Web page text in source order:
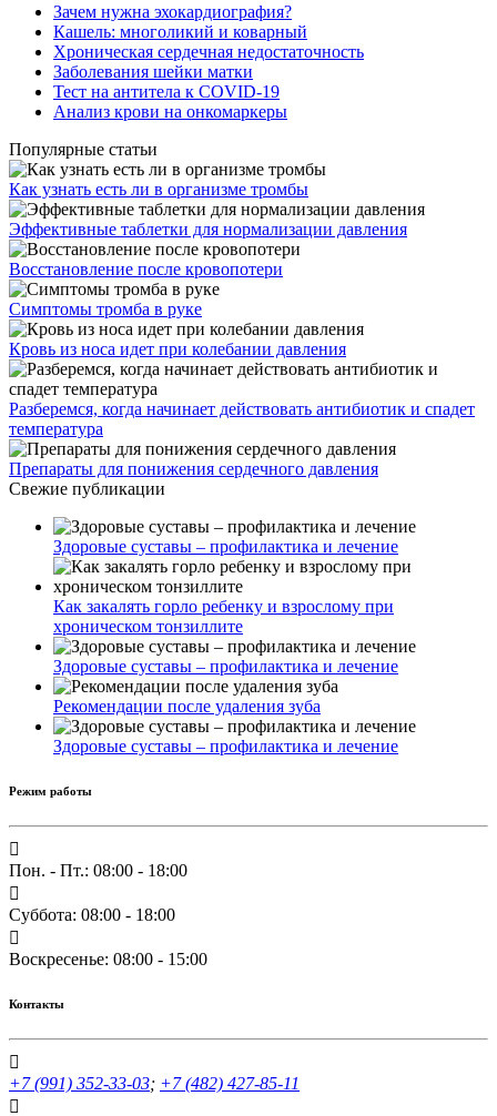
Зачем нужна эхокардиография?
Кашель: многоликий и коварный
Хроническая сердечная недостаточность
Заболевания шейки матки
Тест на антитела к COVID-19
Анализ крови на онкомаркеры
Популярные статьи
Как узнать есть ли в организме тромбы
Эффективные таблетки для нормализации давления
Восстановление после кровопотери
Симптомы тромба в руке
Кровь из носа идет при колебании давления
Разберемся, когда начинает действовать антибиотик и спадет
температура
Препараты для понижения сердечного давления
Свежие публикации
Здоровые суставы – профилактика и лечение
Как закалять горло ребенку и взрослому при
хроническом тонзиллите
Здоровые суставы – профилактика и лечение
Рекомендации после удаления зуба
Здоровые суставы – профилактика и лечение
Режим работы
Пон. - Пт.: 08:00 - 18:00
Суббота: 08:00 - 18:00
Воскресенье: 08:00 - 15:00
Контакты
+7 (991) 352-33-03; +7 (482) 427-85-11